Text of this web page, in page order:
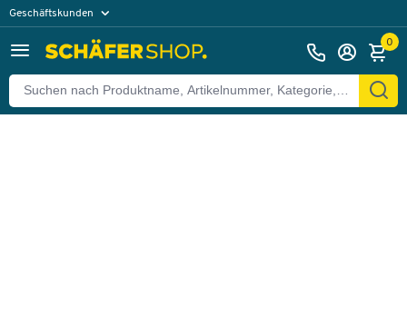
Geschäftskunden
0
Zurück